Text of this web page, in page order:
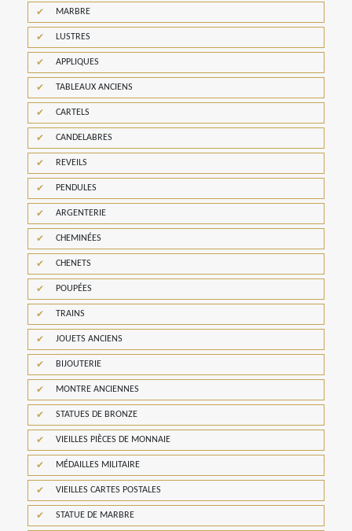
MARBRE
LUSTRES
APPLIQUES
TABLEAUX ANCIENS
CARTELS
CANDELABRES
REVEILS
PENDULES
ARGENTERIE
CHEMINÉES
CHENETS
POUPÉES
TRAINS
JOUETS ANCIENS
BIJOUTERIE
MONTRE ANCIENNES
STATUES DE BRONZE
VIEILLES PIÈCES DE MONNAIE
MÉDAILLES MILITAIRE
VIEILLES CARTES POSTALES
STATUE DE MARBRE